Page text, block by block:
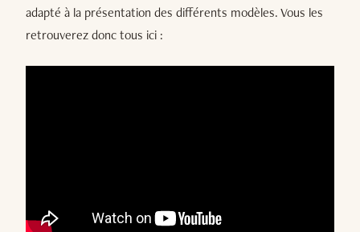
adapté à la présentation des différents modèles. Vous les
retrouverez donc tous ici :